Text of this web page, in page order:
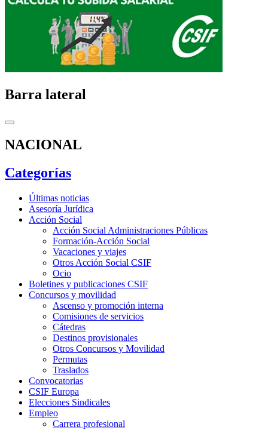
Barra lateral
NACIONAL
Categorías
Últimas noticias
Asesoría Jurídica
Acción Social
Acción Social Administraciones Públicas
Formación-Acción Social
Vacaciones y viajes
Otros Acción Social CSIF
Ocio
Boletines y publicaciones CSIF
Concursos y movilidad
Ascenso y promoción interna
Comisiones de servicios
Cátedras
Destinos provisionales
Otros Concursos y Movilidad
Permutas
Traslados
Convocatorias
CSIF Europa
Elecciones Sindicales
Empleo
Carrera profesional